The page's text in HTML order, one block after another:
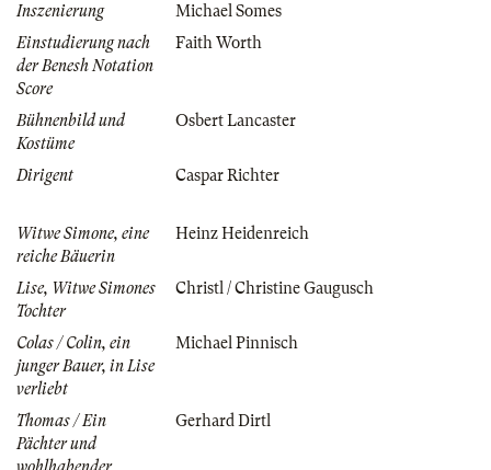
Inszenierung
Michael Somes
Einstudierung nach
der Benesh Notation
Score
Faith Worth
Bühnenbild und
Kostüme
Osbert Lancaster
Dirigent Caspar Richter
Witwe Simone, eine
reiche Bäuerin
Heinz Heidenreich
Lise, Witwe Simones
Tochter
Christl / Christine Gaugusch
Colas / Colin, ein
junger Bauer, in Lise
verliebt
Michael Pinnisch
Thomas / Ein
Pächter und
wohlhabender
Gerhard Dirtl